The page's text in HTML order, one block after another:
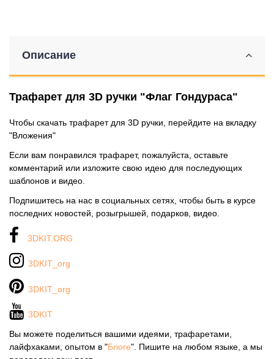
Описание
Трафарет для 3D ручки "Флаг Гондураса"
Чтобы скачать трафарет для 3D ручки, перейдите на вкладку
"Вложения"
Если вам понравился трафарет, пожалуйста, оставьте
комментарий или изложите свою идею для последующих
шаблонов и видео.
Подпишитесь на нас в социальных сетях, чтобы быть в курсе
последних новостей, розыгрышей, подарков, видео.
3DKIT.ORG
3DKIT_org
3DKIT_org
3DKIT
Вы можете поделиться вашими идеями, трафаретами,
лайфхаками, опытом в "Блоге". Пишите на любом языке, а мы